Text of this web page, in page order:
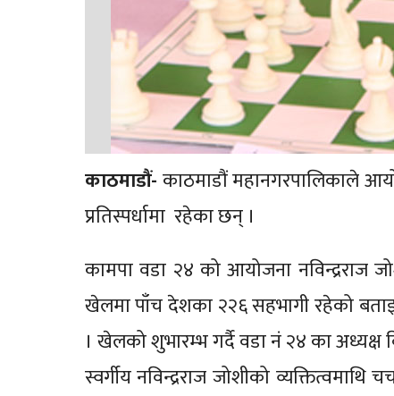
काठमाडौं-काठमाडौं महानगरपालिकाले
प्रतिस्पर्धामा रहेका छन् ।
कामपा वडा २४ को आयोजना नविन्द्रराज
खेलमा पाँच देशका २२६ सहभागी रहेको
। खेलको शुभारम्भ गर्दै वडा नं २४ का अध्यक्ष
स्वर्गीय नविन्द्रराज जोशीको